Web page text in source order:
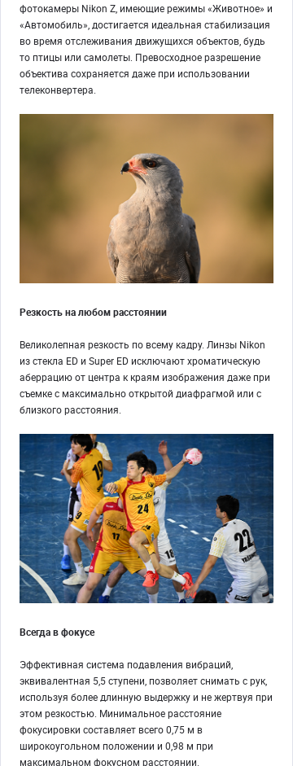
фотокамеры Nikon Z, имеющие режимы «Животное‎»‎ и
«Автомобиль‎»‎, достигается идеальная стабилизация
во время отслеживания движущихся объектов, будь
то птицы или самолеты. Превосходное разрешение
объектива сохраняется даже при использовании
телеконвертера.
Резкость на любом расстоянии
Великолепная резкость по всему кадру. Линзы Nikon
из стекла ED и Super ED исключают хроматическую
аберрацию от центра к краям изображения даже при
съемке с максимально открытой диафрагмой или с
близкого расстояния.
Всегда в фокусе
Эффективная система подавления вибраций,
эквивалентная 5,5 ступени, позволяет снимать с рук,
используя более длинную выдержку и не жертвуя при
этом резкостью. Минимальное расстояние
фокусировки составляет всего 0,75 м в
широкоугольном положении и 0,98 м при
максимальном фокусном расстоянии.